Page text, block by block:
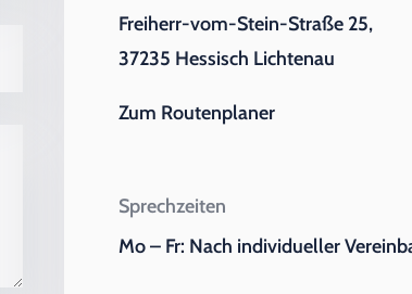
Freiherr-vom-Stein-Straße 25,
37235 Hessisch Lichtenau
Zum Routenplaner
Sprechzeiten
Mo – Fr: Nach individueller